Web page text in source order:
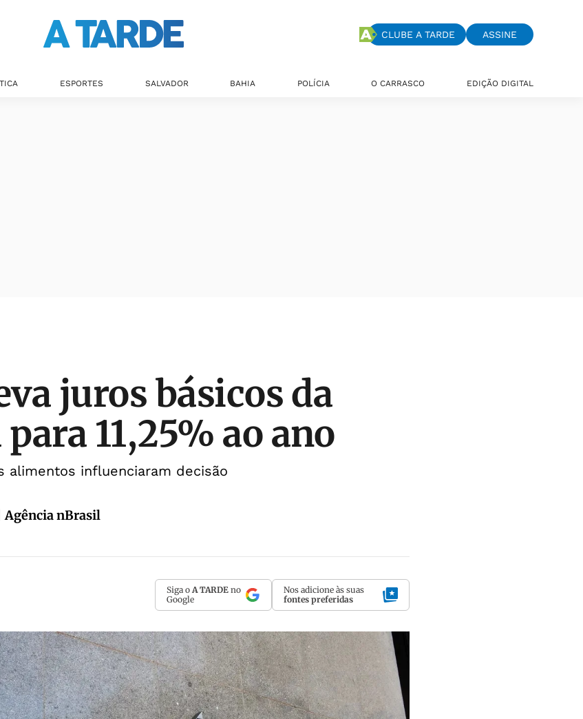
CLUBE A TARDE ASSINE
ESPORTES SALVADOR BAHIA POLÍCIA O CARRASCO EDIÇÃO DIGITAL
juros básicos da
11,25% ao ano
alimentos influenciaram decisão
nBrasil
Siga o A TARDE no
Google
Nos adicione às suas
fontes preferidas